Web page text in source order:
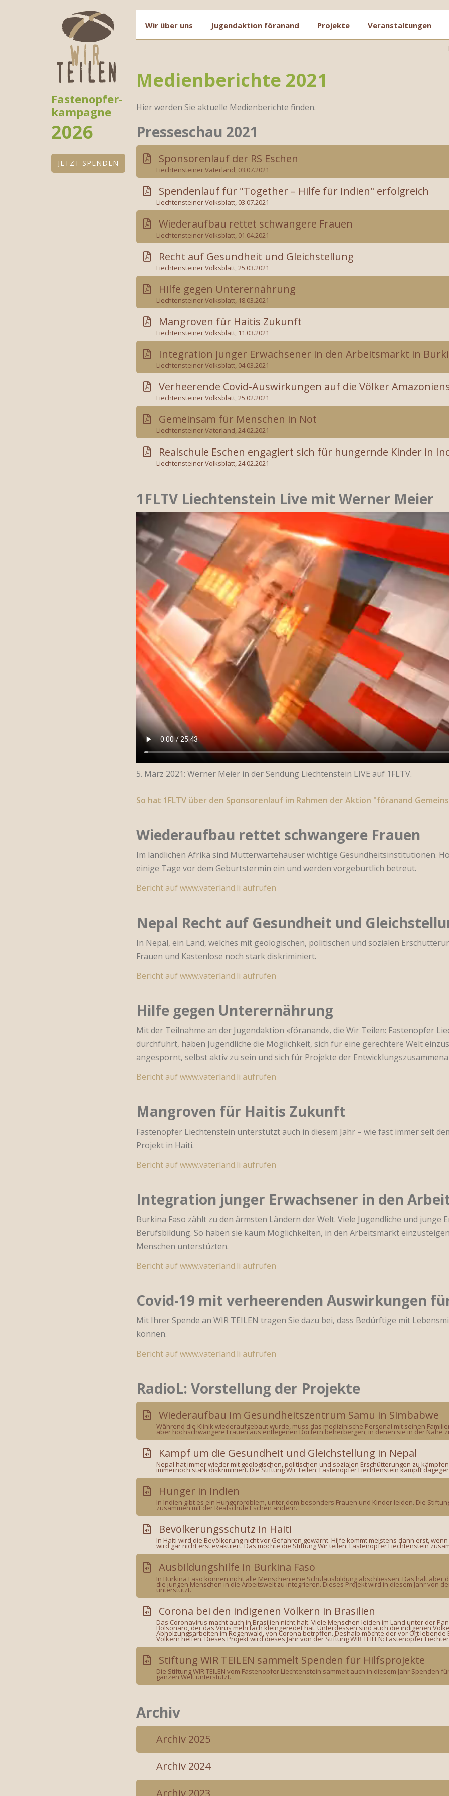
Fastenopfer-
kampagne
2026
JETZT SPENDEN
Wir über uns Jugendaktion föranand Projekte Veranstaltungen
Medienberichte 2021
Hier werden Sie aktuelle Medienberichte finden.
Presseschau 2021
Sponsorenlauf der RS Eschen
Liechtensteiner Vaterland, 03.07.2021
Spendenlauf für "Together – Hilfe für Indien" erfolgreich
Liechtensteiner Volksblatt, 03.07.2021
Wiederaufbau rettet schwangere Frauen
Liechtensteiner Volksblatt, 01.04.2021
Recht auf Gesundheit und Gleichstellung
Liechtensteiner Volksblatt, 25.03.2021
Hilfe gegen Unterernährung
Liechtensteiner Volksblatt, 18.03.2021
Mangroven für Haitis Zukunft
Liechtensteiner Volksblatt, 11.03.2021
Integration junger Erwachsener in den Arbeitsmarkt in
Liechtensteiner Volksblatt, 04.03.2021
Verheerende Covid-Auswirkungen auf die Völker
Liechtensteiner Volksblatt, 25.02.2021
Gemeinsam für Menschen in Not
Liechtensteiner Vaterland, 24.02.2021
Realschule Eschen engagiert sich für hungernde Kinder in
Liechtensteiner Volksblatt, 24.02.2021
1FLTV Liechtenstein Live mit Werner Meier
5. März 2021: Werner Meier in der Sendung Liechtenstein LIVE auf 1FLTV.
So hat 1FLTV über den Sponsorenlauf im Rahmen der Aktion "föranand
Wiederaufbau rettet schwangere Frauen
Im ländlichen Afrika sind Mütterwartehäuser wichtige Gesundheitsinstitutionen.
einige Tage vor dem Geburtstermin ein und werden vorgeburtlich betreut.
Bericht auf www.vaterland.li aufrufen
Nepal Recht auf Gesundheit und
In Nepal, ein Land, welches mit geologischen, politischen und sozialen
Frauen und Kastenlose noch stark diskriminiert.
Bericht auf www.vaterland.li aufrufen
Hilfe gegen Unterernährung
Mit der Teilnahme an der Jugendaktion «föranand», die Wir Teilen: Fastenopfer
durchführt, haben Jugendliche die Möglichkeit, sich für eine gerechtere Welt
angespornt, selbst aktiv zu sein und sich für Projekte der
Bericht auf www.vaterland.li aufrufen
Mangroven für Haitis Zukunft
Fastenopfer Liechtenstein unterstützt auch in diesem Jahr – wie fast immer seit
Projekt in Haiti.
Bericht auf www.vaterland.li aufrufen
Integration junger Erwachsener in den
Burkina Faso zählt zu den ärmsten Ländern der Welt. Viele Jugendliche und junge
Berufsbildung. So haben sie kaum Möglichkeiten, in den Arbeitsmarkt
Menschen unterstüzten.
Bericht auf www.vaterland.li aufrufen
Covid-19 mit verheerenden Auswirkungen
Mit Ihrer Spende an WIR TEILEN tragen Sie dazu bei, dass Bedürftige mit
können.
Bericht auf www.vaterland.li aufrufen
RadioL: Vorstellung der Projekte
Wiederaufbau im Gesundheitszentrum Samu in Simbabwe
Während die Klinik wiederaufgebaut wurde, muss das medizinische Personal mit seinen
aber hochschwangere Frauen aus entlegenen Dörfern beherbergen, in denen sie in der Nähe
Kampf um die Gesundheit und Gleichstellung in Nepal
Nepal hat immer wieder mit geologischen, politischen und sozialen Erschütterungen zu
immernoch stark diskriminiert. Die Stiftung Wir Teilen: Fastenopfer Liechtenstein kämpft
Hunger in Indien
In Indien gibt es ein Hungerproblem, unter dem besonders Frauen und Kinder leiden. Die
zusammen mit der Realschule Eschen ändern.
Bevölkerungsschutz in Haiti
In Haiti wird die Bevölkerung nicht vor Gefahren gewarnt. Hilfe kommt meistens dann erst,
wird gar nicht erst evakuiert. Das möchte die Stiftung Wir teilen: Fastenopfer Liechtenstein
Ausbildungshilfe in Burkina Faso
In Burkina Faso können nicht alle Menschen eine Schulausbildung abschliessen. Das hält aber
die jungen Menschen in die Arbeitswelt zu integrieren. Dieses Projekt wird in diesem Jahr von
unterstützt.
Corona bei den indigenen Völkern in Brasilien
Das Coronavirus macht auch in Brasilien nicht halt. Viele Menschen leiden im Land unter der
Bolsonaro, der das Virus mehrfach kleingeredet hat. Unterdessen sind auch die indigenen
Abholzungsarbeiten im Regenwald, von Corona betroffen. Deshalb möchte der vor Ort
Völkern helfen. Dieses Projekt wird dieses Jahr von der Stiftung WIR TEILEN: Fastenopfer
Stiftung WIR TEILEN sammelt Spenden für Hilfsprojekte
Die Stiftung WIR TEILEN vom Fastenopfer Liechtenstein sammelt auch in diesem Jahr Spenden
ganzen Welt unterstützt.
Archiv
Archiv 2025
Archiv 2024
Archiv 2023